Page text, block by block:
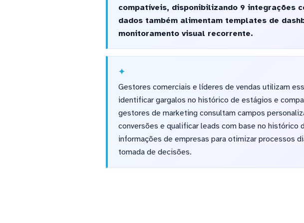
compatíveis, disponibilizando 9 integrações
dados também alimentam templates de
monitoramento visual recorrente.
Gestores comerciais e líderes de vendas utilizam
identificar gargalos no histórico de estágios e
gestores de marketing consultam campos
conversões e qualificar leads com base no
informações de empresas para otimizar processos
tomada de decisões.